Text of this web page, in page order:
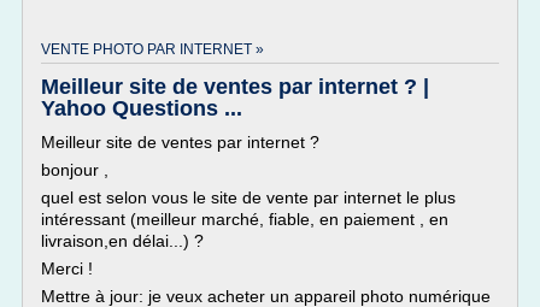
VENTE PHOTO PAR INTERNET »
Meilleur site de ventes par internet ? |
Yahoo Questions ...
Meilleur site de ventes par internet ?
bonjour ,
quel est selon vous le site de vente par internet le plus
intéressant (meilleur marché, fiable, en paiement , en
livraison,en délai...) ?
Merci !
Mettre à jour: je veux acheter un appareil photo numérique